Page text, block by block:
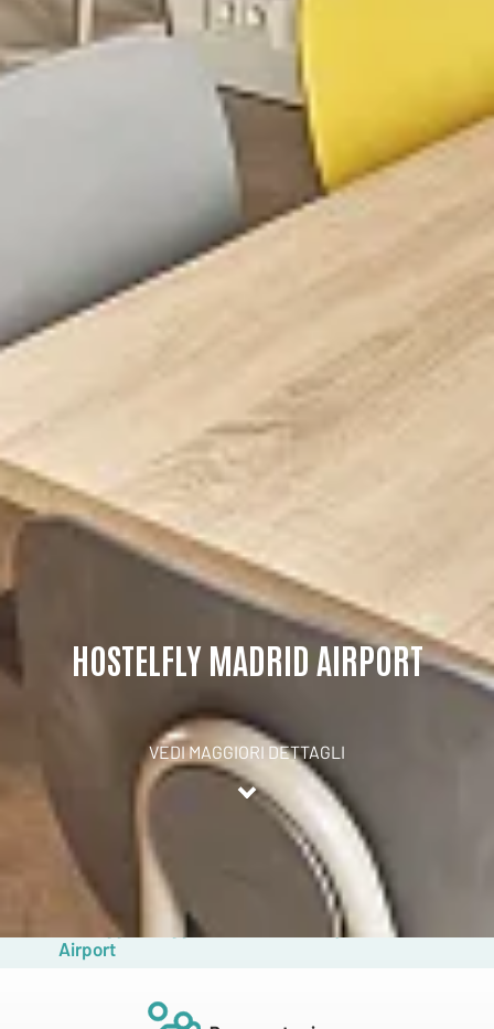
HOSTELFLY MADRID AIRPORT
VEDI MAGGIORI DETTAGLI
HOSTELFLY MADRID AIRPORT CAMERE
Vantaggi di soggiornare all'Hostelfly Madrid
Airport